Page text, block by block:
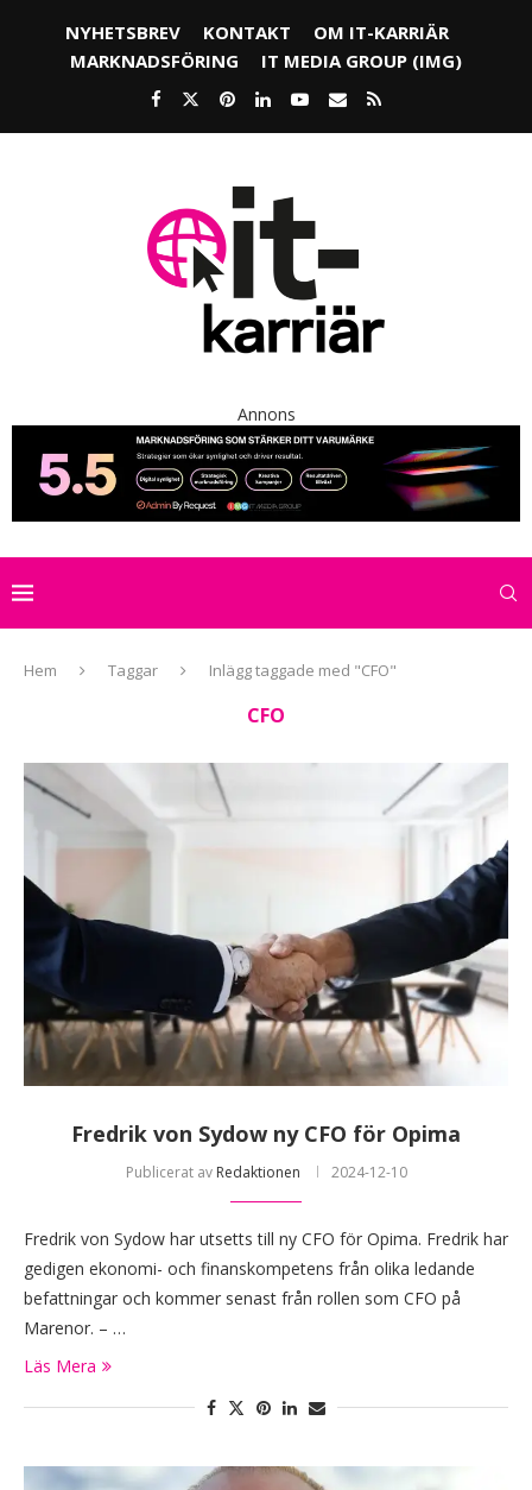
NYHETSBREV KONTAKT
OM IT-KARRIÄR
MARKNADSFÖRING
IT MEDIA GROUP (IMG)
Annons
Hem Taggar Inlägg taggade med "CFO"
CFO
Fredrik von Sydow ny CFO för Opima
Publicerat av Redaktionen 2024-12-10
Fredrik von Sydow har utsetts till ny CFO för Opima. Fredrik har
gedigen ekonomi- och finanskompetens från olika ledande
befattningar och kommer senast från rollen som CFO på
Marenor. – …
Läs Mera